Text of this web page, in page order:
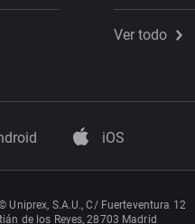
Ver todo
iOS
Uniprex, S.A.U., C/ Fuerteventura 12
de los Reyes, 28703 Madrid